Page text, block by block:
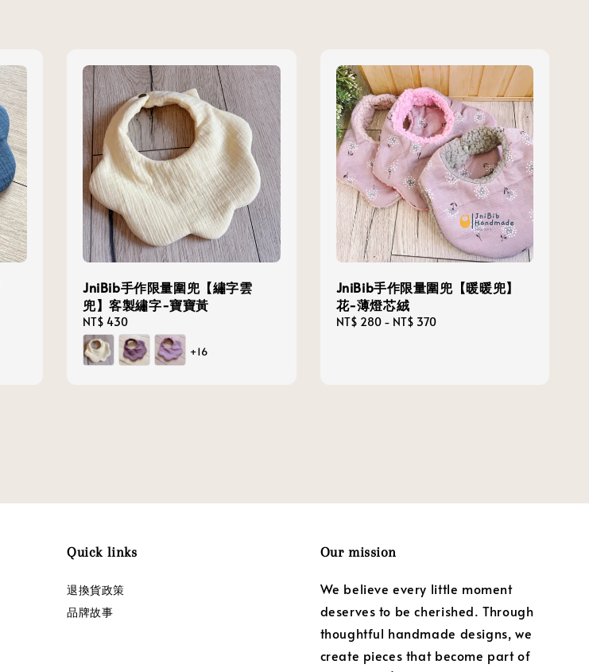
JniBib手作限量圍兜【繡字雲
兜】客製繡字-寶寶黃
Regular
price
NT$ 430
+16
JniBib手作限量圍兜【暖暖兜】
花-薄燈芯絨
Regular
NT$ 280- NT$ 370
Quick links
退換貨政策
品牌故事
Our mission
We believe every little moment
deserves to be cherished. Through
thoughtful handmade designs, we
create pieces that become part of